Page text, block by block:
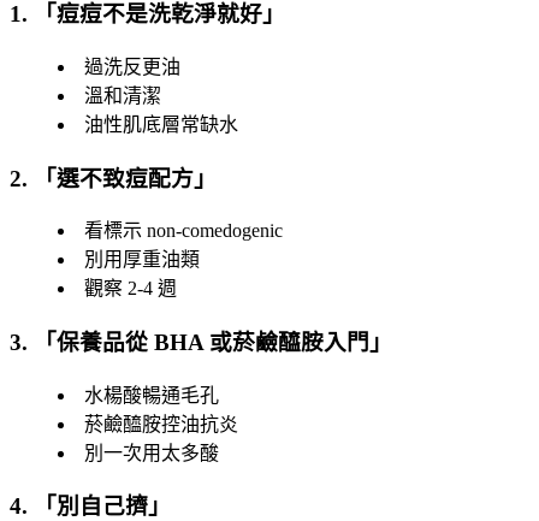
1. 「痘痘不是洗乾淨就好 」
過洗反更油
溫和清潔
油性肌底層常缺水
2. 「選不致痘配方 」
看標示 non-comedogenic
別用厚重油類
觀察 2-4 週
3. 「保養品從 BHA 或菸鹼醯胺入門 」
水楊酸暢通毛孔
菸鹼醯胺控油抗炎
別一次用太多酸
4. 「 別自己擠 」